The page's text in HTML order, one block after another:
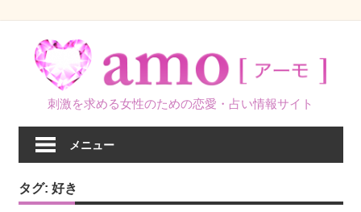
刺激を求める女性のための恋愛・占い情報サイト
メニュー
タグ: 好き